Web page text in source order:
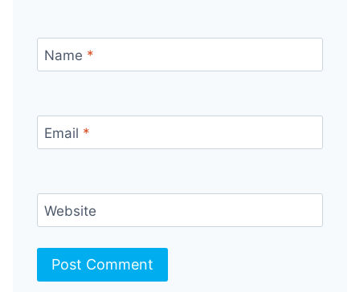
Name *
Email *
Website